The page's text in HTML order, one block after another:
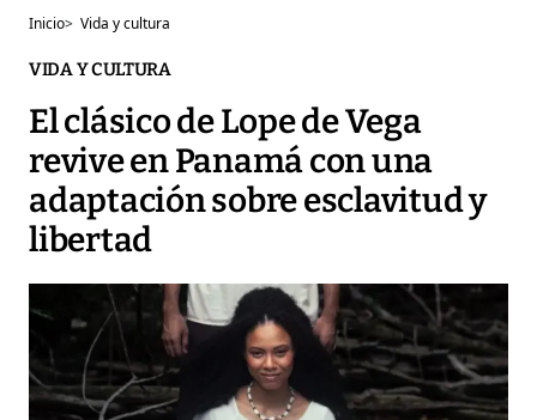
Inicio> Vida y cultura
VIDA Y CULTURA
El clásico de Lope de Vega
revive en Panamá con una
adaptación sobre esclavitud y
libertad